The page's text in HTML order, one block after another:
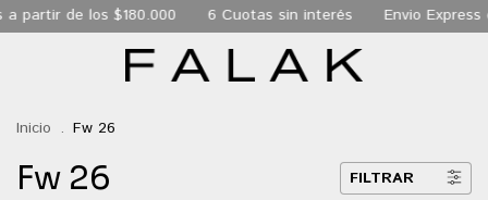
partir de los $180.000 6 Cuotas sin interés Envio Express
Inicio . Fw 26
Fw 26 FILTRAR